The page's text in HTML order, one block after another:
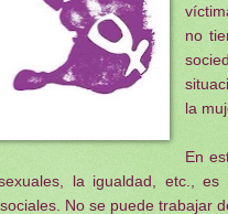
no
la
En
la igualdad, etc.,
No se puede trabajar